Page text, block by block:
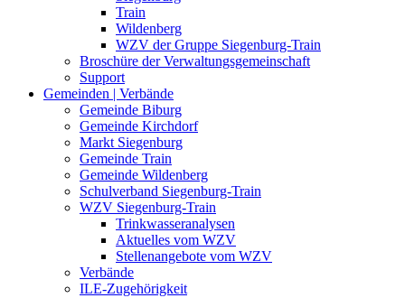
Train
Wildenberg
WZV der Gruppe Siegenburg-Train
Broschüre der Verwaltungsgemeinschaft
Support
Gemeinden | Verbände
Gemeinde Biburg
Gemeinde Kirchdorf
Markt Siegenburg
Gemeinde Train
Gemeinde Wildenberg
Schulverband Siegenburg-Train
WZV Siegenburg-Train
Trinkwasseranalysen
Aktuelles vom WZV
Stellenangebote vom WZV
Verbände
ILE-Zugehörigkeit